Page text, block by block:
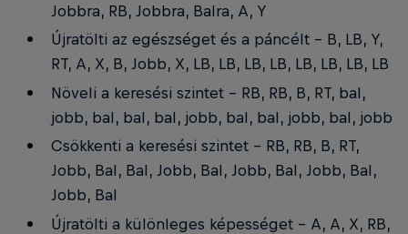
Jobbra, RB, Jobbra, Balra, A, Y
Újratölti az egészséget és a páncélt - B, LB, Y,
RT, A, X, B, Jobb, X, LB, LB, LB, LB, LB, LB, LB, LB
Növeli a keresési szintet - RB, RB, B, RT, bal,
jobb, bal, bal, bal, jobb, bal, bal, jobb, bal, jobb
Csökkenti a keresési szintet - RB, RB, B, RT,
Jobb, Bal, Bal, Jobb, Bal, Jobb, Bal, Jobb, Bal,
Jobb, Bal
Újratölti a különleges képességet - A, A, X, RB,